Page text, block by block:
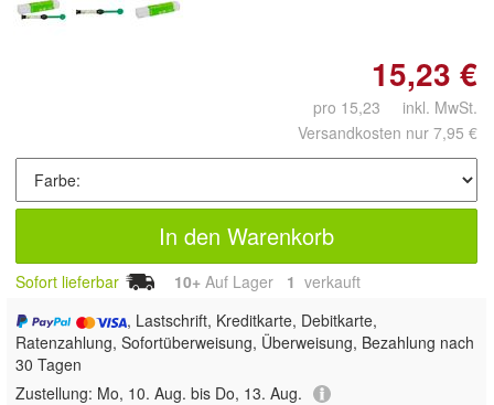
15,23 €
pro 15,23 inkl. MwSt.
Versandkosten nur 7,95 €
In den Warenkorb
Sofort lieferbar 10+ Auf Lager 1 verkauft
, Lastschrift, Kreditkarte, Debitkarte,
Ratenzahlung, Sofortüberweisung, Überweisung, Bezahlung nach
30 Tagen
Zustellung: Mo, 10. Aug. bis Do, 13. Aug.